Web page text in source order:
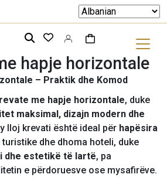
hapje horizontale
– Praktik dhe Komod
me hapje horizontale, duke
maksimal, dizajn modern dhe
lloj krevati është ideal për hapësira
turistike dhe dhoma hoteli, duke
dhe estetikë të lartë, pa
e përdoruesve ose mysafirëve.